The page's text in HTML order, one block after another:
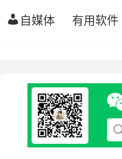
自媒体 有用软件